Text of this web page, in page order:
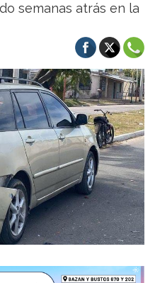
semanas atrás en la